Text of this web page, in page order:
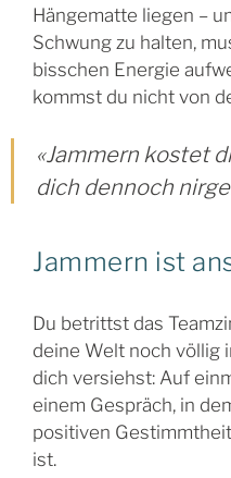
Hängematte liegen –
Schwung zu halten,
bisschen Energie
kommst du nicht von
«Jammern kostet
dich dennoch
Jammern ist
Du betrittst das
deine Welt noch völlig
dich versiehst: Auf
einem Gespräch, in
positiven
ist.